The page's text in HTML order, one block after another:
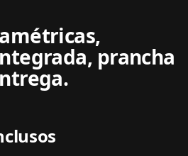
prancha